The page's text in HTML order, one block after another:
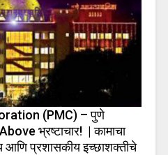
(PMC) – पुणे
भ्रष्टाचार! | कामाचा
आणि प्रशासकीय इच्छाशक्तीचे